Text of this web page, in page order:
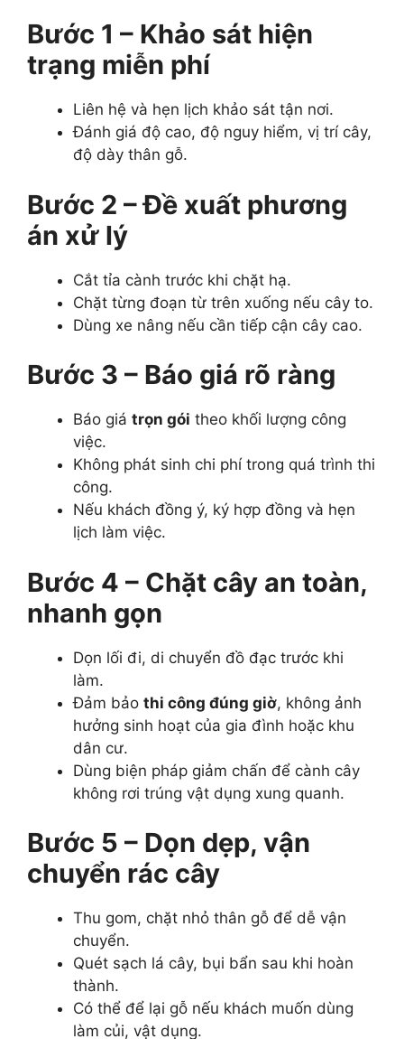
Bước 1 – Khảo sát hiện
trạng miễn phí
Liên hệ và hẹn lịch khảo sát tận nơi.
Đánh giá độ cao, độ nguy hiểm, vị trí cây,
độ dày thân gỗ.
Bước 2 – Đề xuất phương
án xử lý
Cắt tỉa cành trước khi chặt hạ.
Chặt từng đoạn từ trên xuống nếu cây to.
Dùng xe nâng nếu cần tiếp cận cây cao.
Bước 3 – Báo giá rõ ràng
Báo giá trọn gói theo khối lượng công
việc.
Không phát sinh chi phí trong quá trình thi
công.
Nếu khách đồng ý, ký hợp đồng và hẹn
lịch làm việc.
Bước 4 – Chặt cây an toàn,
nhanh gọn
Dọn lối đi, di chuyển đồ đạc trước khi
làm.
Đảm bảo thi công đúng giờ, không ảnh
hưởng sinh hoạt của gia đình hoặc khu
dân cư.
Dùng biện pháp giảm chấn để cành cây
không rơi trúng vật dụng xung quanh.
Bước 5 – Dọn dẹp, vận
chuyển rác cây
Thu gom, chặt nhỏ thân gỗ để dễ vận
chuyển.
Quét sạch lá cây, bụi bẩn sau khi hoàn
thành.
Có thể để lại gỗ nếu khách muốn dùng
làm củi, vật dụng.